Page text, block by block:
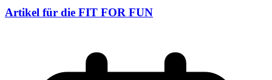
Artikel für die FIT FOR FUN